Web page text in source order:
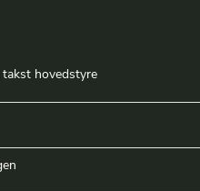
hovedstyre